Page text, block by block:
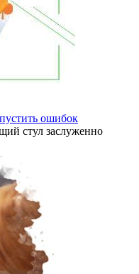
ошибок
стул заслуженно